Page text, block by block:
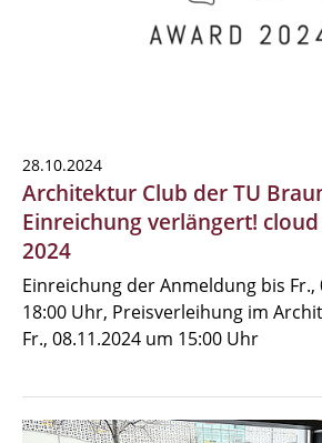
28.10.2024
Architektur Club der TU
Einreichung verlängert! cloud
2024
Einreichung der Anmeldung bis Fr.,
18:00 Uhr, Preisverleihung im
Fr., 08.11.2024 um 15:00 Uhr